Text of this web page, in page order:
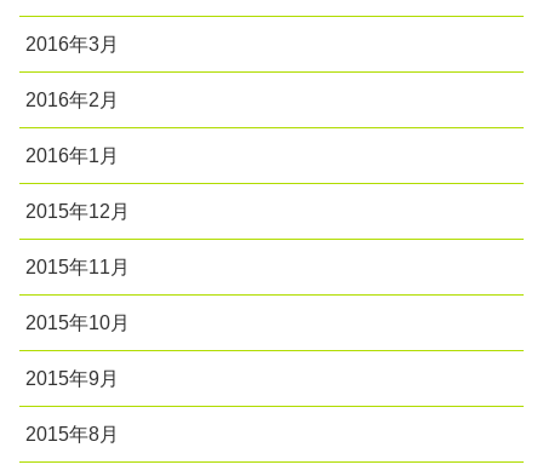
2016年3月
2016年2月
2016年1月
2015年12月
2015年11月
2015年10月
2015年9月
2015年8月